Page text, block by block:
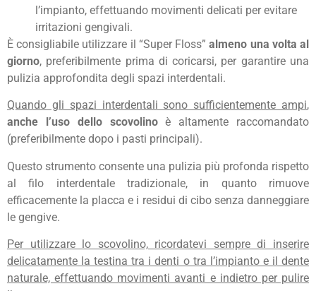
l’impianto, effettuando movimenti delicati per evitare
irritazioni gengivali.
È consigliabile utilizzare il “Super Floss”almeno una volta al
giorno, preferibilmente prima di coricarsi, per garantire una
pulizia approfondita degli spazi interdentali.
Quando gli spazi interdentali sono sufficientemente ampi,
anche l’uso dello scovolinoè altamente raccomandato
(preferibilmente dopo i pasti principali).
Questo strumento consente una pulizia più profonda rispetto
al filo interdentale tradizionale, in quanto rimuove
efficacemente la placca e i residui di cibo senza danneggiare
le gengive.
Per utilizzare lo scovolino, ricordatevi sempre di inserire
delicatamente la testina tra i denti o tra l’impianto e il dente
naturale, effettuando movimenti avanti e indietro per pulire